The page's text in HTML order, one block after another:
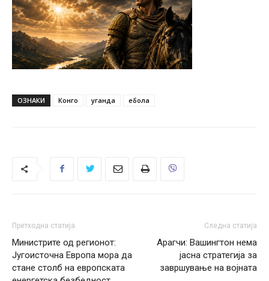
ОЗНАКИ Конго уганда ебола
Претходна статија
Министрите од регионот:
Југоисточна Европа мора да
стане столб на европската
Следна статија
Арагчи: Вашингтон нема
јасна стратегија за
завршување на војната